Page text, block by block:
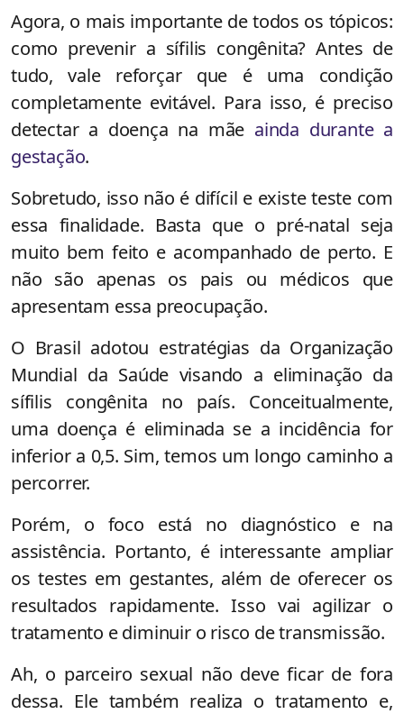
Agora, o mais importante de todos os tópicos:
como prevenir a sífilis congênita? Antes de
tudo, vale reforçar que é uma condição
completamente evitável. Para isso, é preciso
detectar a doença na mãe ainda durante a
gestação.
Sobretudo, isso não é difícil e existe teste com
essa finalidade. Basta que o pré-natal seja
muito bem feito e acompanhado de perto. E
não são apenas os pais ou médicos que
apresentam essa preocupação.
O Brasil adotou estratégias da Organização
Mundial da Saúde visando a eliminação da
sífilis congênita no país. Conceitualmente,
uma doença é eliminada se a incidência for
inferior a 0,5. Sim, temos um longo caminho a
percorrer.
Porém, o foco está no diagnóstico e na
assistência. Portanto, é interessante ampliar
os testes em gestantes, além de oferecer os
resultados rapidamente. Isso vai agilizar o
tratamento e diminuir o risco de transmissão.
Ah, o parceiro sexual não deve ficar de fora
dessa. Ele também realiza o tratamento e,